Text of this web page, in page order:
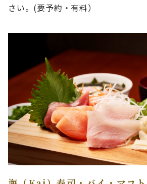
さい。(要予約・有料）